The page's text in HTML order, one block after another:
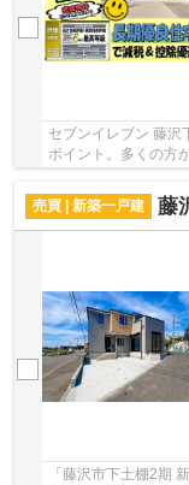
セブンイレブン 藤沢
ポイント。多くの方
売買 | 新築一戸建
藤
「藤沢市下土棚2期